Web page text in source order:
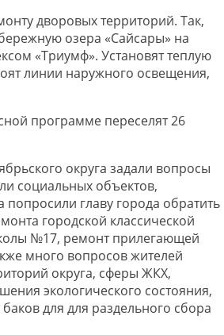
дворовых территорий. Так,
озера «Сайсары» на
«Триумф». Установят теплую
линии наружного освещения,
программе переселят 26
округа задали вопросы
социальных объектов,
главу города обратить
городской классической
№17, ремонт прилегающей
много вопросов жителей
округа, сферы ЖКХ,
экологического состояния,
для для раздельного сбора